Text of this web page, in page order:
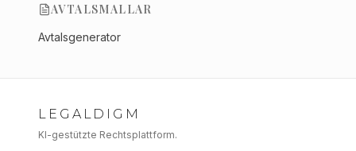
AVTALSMALLAR
Avtalsgenerator
LEGALDIGM
KI-gestützte Rechtsplattform.